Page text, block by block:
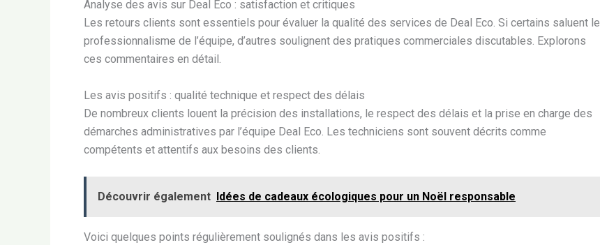
Analyse des avis sur Deal Eco : satisfaction et critiques
Les retours clients sont essentiels pour évaluer la qualité des services de Deal Eco. Si certains saluent le
professionnalisme de l’équipe, d’autres soulignent des pratiques commerciales discutables. Explorons
ces commentaires en détail.
Les avis positifs : qualité technique et respect des délais
De nombreux clients louent la précision des installations, le respect des délais et la prise en charge des
démarches administratives par l’équipe Deal Eco. Les techniciens sont souvent décrits comme
compétents et attentifs aux besoins des clients.
Découvrir également Idées de cadeaux écologiques pour un Noël responsable
Voici quelques points régulièrement soulignés dans les avis positifs :